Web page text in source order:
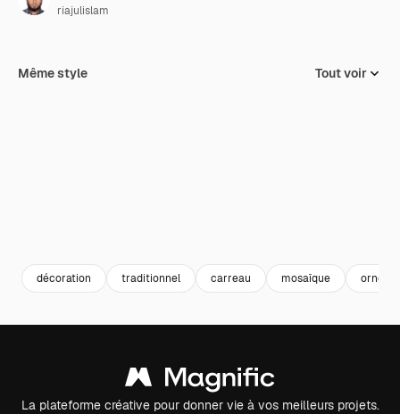
riajulislam
Même style Tout voir
décoration traditionnel carreau mosaïque
La plateforme créative pour donner vie à vos meilleurs projets.